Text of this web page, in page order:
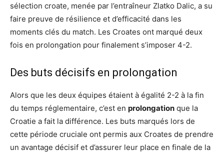
sélection croate, menée par l’entraîneur Zlatko Dalic, a su
faire preuve de résilience et d’efficacité dans les
moments clés du match. Les Croates ont marqué deux
fois en prolongation pour finalement s’imposer 4-2.
Des buts décisifs en prolongation
Alors que les deux équipes étaient à égalité 2-2 à la fin
du temps réglementaire, c’est en prolongation que la
Croatie a fait la différence. Les buts marqués lors de
cette période cruciale ont permis aux Croates de prendre
un avantage décisif et d’assurer leur place en finale de la